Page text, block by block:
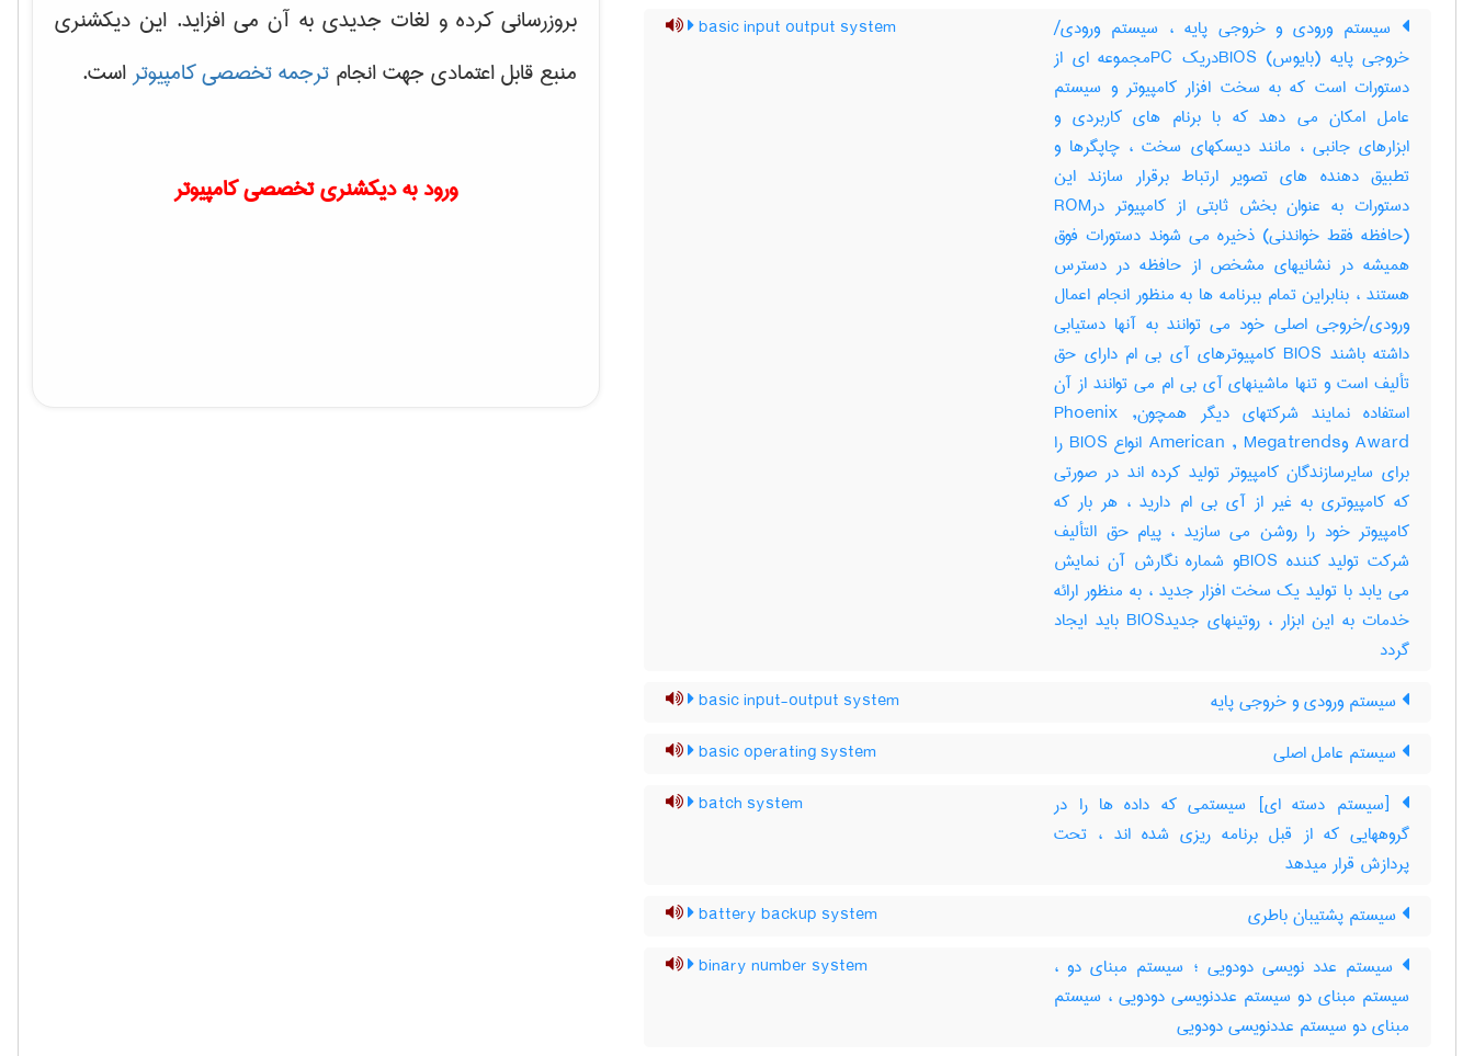
سیستم ورودی و خروجی پایه ، سیستم ورودی/
خروجی پایه (بایوس) BIOSدریک PCمجموعه ای از
دستورات است که به سخت افزار کامپیوتر و سیستم
عامل امکان می دهد که با برنام های کاربردی و
ابزارهای جانبی ، مانند دیسکهای سخت ، چاپگرها و
تطبیق دهنده های تصویر ارتباط برقرار سازند این
دستورات به عنوان بخش ثابتی از کامپیوتر درROM
(حافظه فقط خواندنی) ذخیره می شوند دستورات فوق
همیشه در نشانیهای مشخص از حافظه در دسترس
هستند ، بنابراین تمام ببرنامه ها به منظور انجام اعمال
ورودی/خروجی اصلی خود می توانند به آنها دستیابی
داشته باشند BIOS کامپیوترهای آی بی ام دارای حق
تألیف است و تنها ماشینهای آی بی ام می توانند از آن
استفاده نمایند شرکتهای دیگر همچونPhoenix ,
Award وAmerican , Megatrends انواع BIOS را
برای سایرسازندگان کامپیوتر تولید کرده اند در صورتی
که کامپیوتری به غیر از آی بی ام دارید ، هر بار که
کامپیوتر خود را روشن می سازید ، پیام حق التألیف
شرکت تولید کننده BIOSو شماره نگارش آن نمایش
می یابد با تولید یک سخت افزار جدید ، به منظور ارائه
خدمات به این ابزار ، روتینهای جدیدBIOS باید ایجاد
گردد
basic input output system
سیستم ورودی و خروجی پایه basic input-output system
سیستم عامل اصلی basic operating system
[سیستم دسته ای] سیستمی که داده ها را در
گروههایی که از قبل برنامه ریزی شده اند ، تحت
پردازش قرار میدهد
batch system
سیستم پشتیبان باطری battery backup system
سیستم عدد نویسی دودویی ؛ سیستم مبنای دو ،
سیستم مبنای دو سیستم عددنویسی دودویی ، سیستم
مبنای دو سیستم عددنویسی دودویی
binary number system
بروزرسانی کرده و لغات جدیدی به آن می افزاید. این دیکشنری
منبع قابل اعتمادی جهت انجام ترجمه تخصصی کامپیوتراست.
ورود به دیکشنری تخصصی کامپیوتر